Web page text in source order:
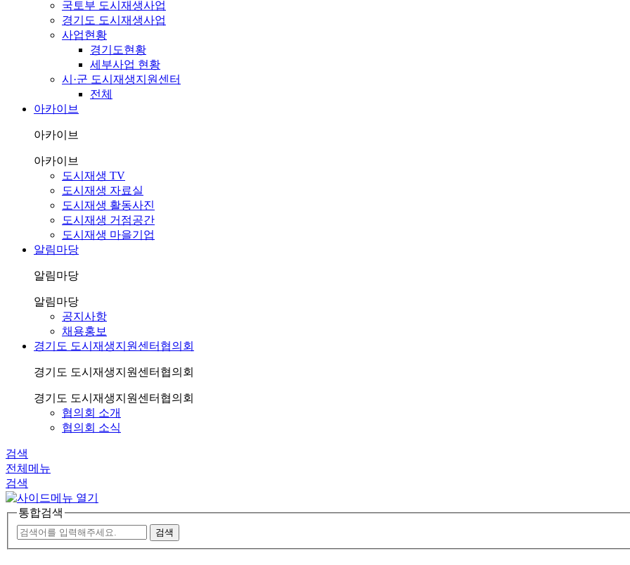
국토부 도시재생사업
경기도 도시재생사업
사업현황
경기도현황
세부사업 현황
시·군 도시재생지원센터
전체
아카이브
아카이브
아카이브
도시재생 TV
도시재생 자료실
도시재생 활동사진
도시재생 거점공간
도시재생 마을기업
알림마당
알림마당
알림마당
공지사항
채용홍보
경기도 도시재생지원센터협의회
경기도 도시재생지원센터협의회
경기도 도시재생지원센터협의회
협의회 소개
협의회 소식
검색
전체메뉴
검색
통합검색